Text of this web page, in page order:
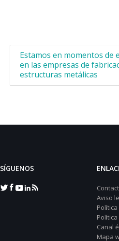
Estamos en momentos de
en las empresas de
estructuras metálicas
SÍGUENOS
Aviso
Canal
Mapa